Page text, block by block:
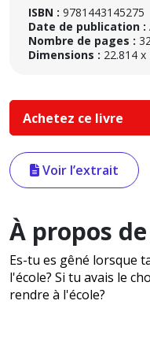
ISBN : 9781443145275
Date de publication :
Nombre de pages :
Dimensions : 22.814 x
Achetez ce livre
Voir l’extrait
À propos
Es-tu es gêné lorsque
l'école? Si tu avais le
rendre à l'école?